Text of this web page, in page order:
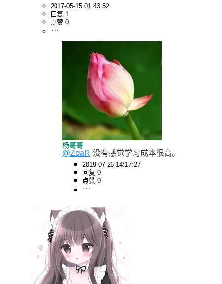
2017-05-15 01:43:52
回复 1
点赞 0
杨哥哥
@ZoaR 没有感觉学习成本很高。
2019-07-26 14:17:27
回复 0
点赞 0